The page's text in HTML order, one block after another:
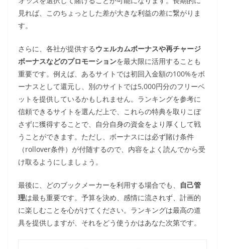
見れば、このちょっとした差が大きな利益の差に繋がりま
す。
さらに、各社が提供するウェルカムボーナスや再チャージ
ボーナスなどのプロモーションを最大限に活用することも
重要です。例えば、あるサイトでは初回入金額の100%をボ
ーナスとして還元し、別のサイトでは5,000円分のフリーベ
ットを提供しているかもしれません。ランキングを参考に
信頼できるサイトを選んだ上で、これらの特典を取りこぼ
さずに獲得することで、自分自身の資金をより厚くして戦
うことができます。ただし、ボーナスには必ず賭け条件
（rollover条件）が付随するので、内容をよく読んでから受
け取るようにしましょう。
最後に、どのブックメーカーを利用する場合でも、
自己管
理は最も重要です。予算を決め、感情に流されず、計画的
に楽しむことを心がけてください。ランキングは最高の道
具を提供しますが、それをどう使うかはあなた次第です。